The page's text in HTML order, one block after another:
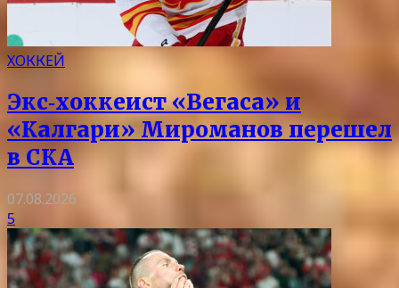
ХОККЕЙ
Экс‑хоккеист «Вегаса» и
«Калгари» Мироманов перешел
в СКА
07.08.2026
5